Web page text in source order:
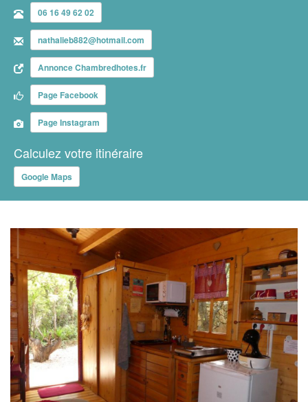
06 16 49 62 02
nathalieb882@hotmail.com
Annonce Chambredhotes.fr
Page Facebook
Page Instagram
Calculez votre itinéraire
Google Maps